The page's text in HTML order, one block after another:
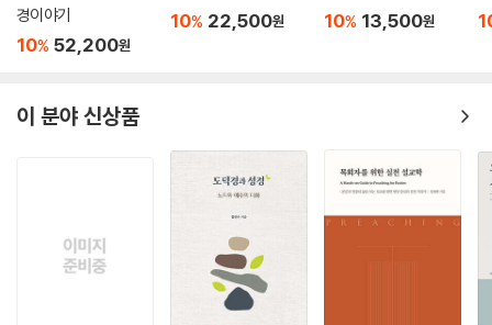
의롭다 함을 받았다(그리고 이로써 의로워졌다)-또는 더 낫게 말하자면
정의로운 자들의 가족으로 편입되었다. 따라서 이 구절에 나타난 여러 “di
kaio-” 용어 간의 언어학적 연관성은 바울의 구원론의 기초이지만 해석자
자/의롭다 함을 받지 못한 자의 영역에서 정의로운 자/의롭다 함을 받은
정의로운 사람으로의 변화, 회심을 의미하며, 이로써 불의를 행하는 것에
서 기독론적인 형태의 정의를 행하는 것으로의 전환을 의미한다.
---「7장 하나님의 정의 구현하기: 고린도전후서」 중에서
나는 본장의 로마서 접근방법이 많은 이들에게 그들이 이전에 미처 경험하
지 못한 것이 될 수 있다고 생각한다. 바울의 가장 중요한 편지와 연관된 전
를 제시한다. 저자가 세계성서학회와 선교적 교회 운동(GOCN)에 함께
참여하면서 얻은 통찰은 한국교회에도 현재 연구와 실천이 활발하게 진행
- 한국일 (장로회신학대학교 선교학 교수)
마이클 고먼은 또 하나의 탁월하고 획기적인 석의적 연구서를 써냈다. 이
중요한 책은 바울 학자들과 선교학자들, 그리고 사역자들 모두에게 널리
읽혀야 할 책이며, 이 책을 읽는 독자들은 많은 것을 얻게 될 것이다.
- 마이클 배럼 (『바울에 나타난 선교 및 도덕적 성찰』 저자)
이 책은 선교적 해석학에 관한 저서 가운데 역작이다. 명쾌한 주석과 신선
경이야기
10% 52,200원
10% 22,500원 10% 13,500원
이 분야 신상품